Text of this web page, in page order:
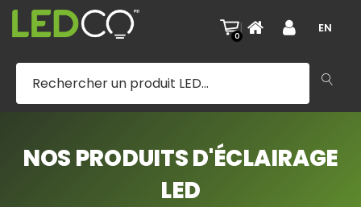
0
| EN
NOS PRODUITS D'ÉCLAIRAGE
LED